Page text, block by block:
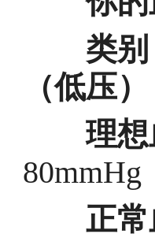
类
（低压）
理
80mmHg
正